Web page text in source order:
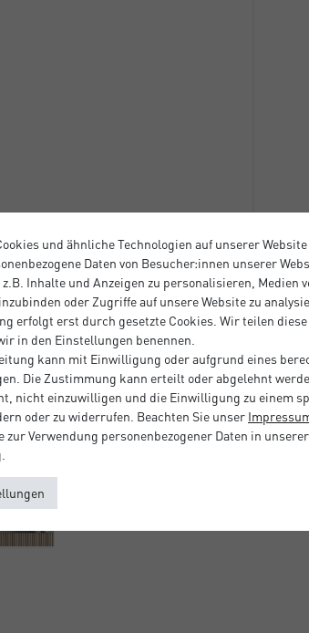
und ähnliche Technologien auf unserer
Daten von Besucher:innen unserer
Inhalte und Anzeigen zu personalisieren, Medien
oder Zugriffe auf unsere Website zu
erfolgt erst durch gesetzte Cookies. Wir teilen diese
in den Einstellungen benennen.
kann mit Einwilligung oder aufgrund eines
Die Zustimmung kann erteilt oder abgelehnt
nicht einzuwilligen und die Einwilligung zu einem
oder zu widerrufen. Beachten Sie unser
zur Verwendung personenbezogener Daten in unserer